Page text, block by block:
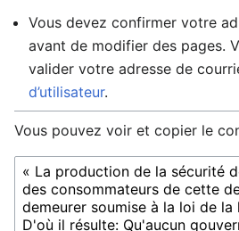
Vous devez confirmer votre
avant de modifier des pages.
valider votre adresse de
d’utilisateur.
Vous pouvez voir et copier le